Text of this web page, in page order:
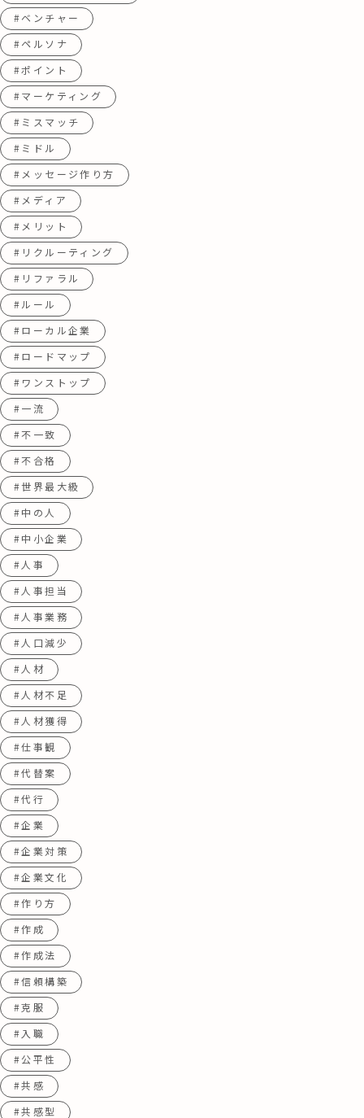
#ベンチャー
#ペルソナ
#ポイント
#マーケティング
#ミスマッチ
#ミドル
#メッセージ作り方
#メディア
#メリット
#リクルーティング
#リファラル
#ルール
#ローカル企業
#ロードマップ
#ワンストップ
#一流
#不一致
#不合格
#世界最大級
#中の人
#中小企業
#人事
#人事担当
#人事業務
#人口減少
#人材
#人材不足
#人材獲得
#仕事観
#代替案
#代行
#企業
#企業対策
#企業文化
#作り方
#作成
#作成法
#信頼構築
#克服
#入職
#公平性
#共感
#共感型